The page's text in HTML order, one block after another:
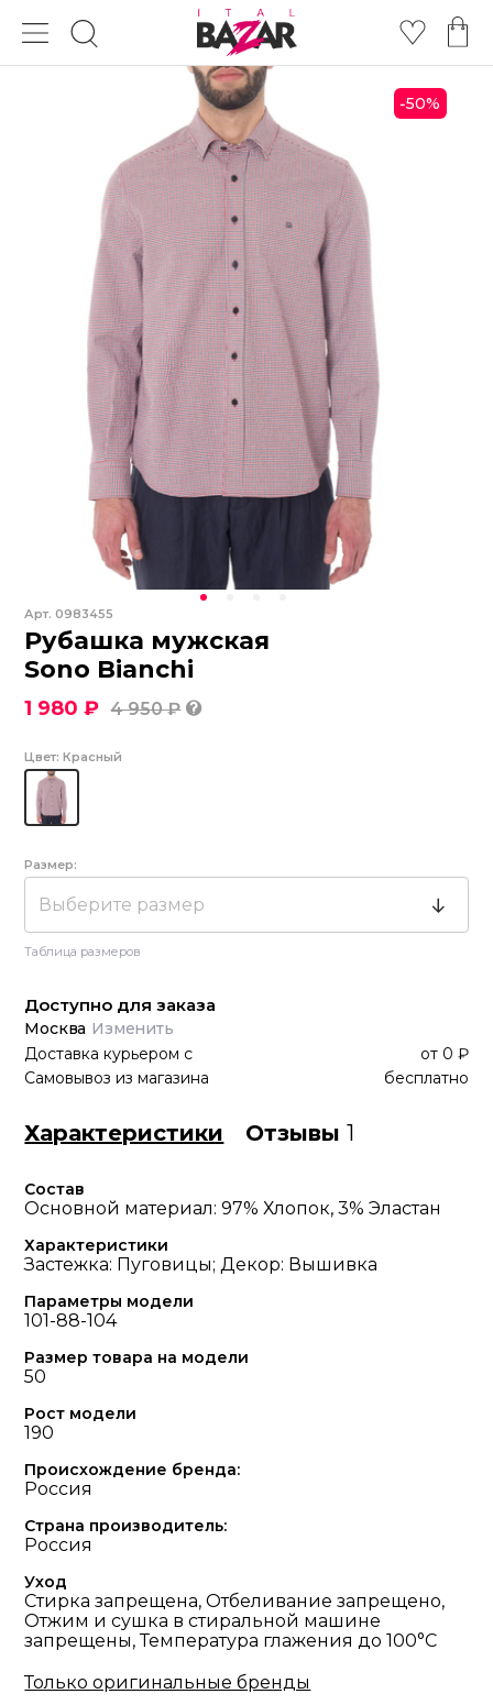
-50%
Арт.0983455
Рубашка мужская
Sono Bianchi
1 980 ₽ 4 950 ₽
Цвет: Красный
Размер:
Выберите размер
Таблица размеров
Доступно для заказа
Москва Изменить
Доставка курьером с от 0 ₽
Самовывоз из магазина
бесплатно
Характеристики Отзывы1
Состав
Основной материал: 97% Хлопок, 3% Эластан
Характеристики
Застежка: Пуговицы; Декор: Вышивка
Параметры модели
101-88-104
Размер товара на модели
50
Рост модели
190
Происхождение бренда:
Россия
Страна производитель:
Россия
Уход
Стирка запрещена, Отбеливание запрещено,
Отжим и сушка в стиральной машине
запрещены, Температура глажения до 100°С
Только оригинальные бренды